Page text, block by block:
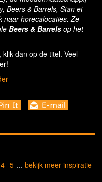
Beers & Barrels, Stan et
naar horecalocaties. Ze
Beers & Barrels op het
dan op de titel. Veel
4 5 ... bekijk meer inspiratie